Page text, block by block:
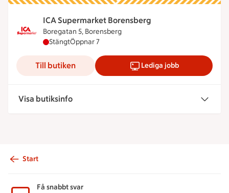
ICA Supermarket Borensberg
Boregatan 5, Borensberg
ICA Supermarket Borensberg har stängt, öppnar
StängtÖppnar 7
Till butiken Lediga jobb
Visa butiksinfo
Start
Få snabbt svar